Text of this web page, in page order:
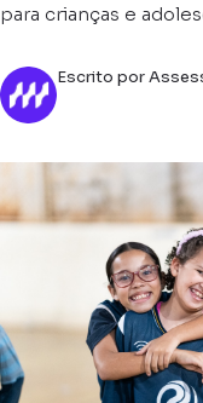
para crianças e
Escrito por